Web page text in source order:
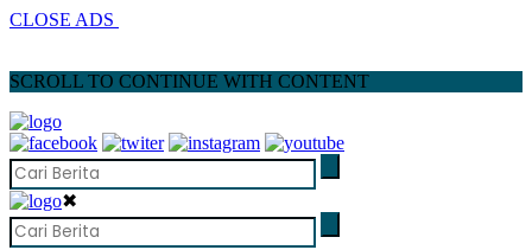
CLOSE ADS
SCROLL TO CONTINUE WITH CONTENT
✖